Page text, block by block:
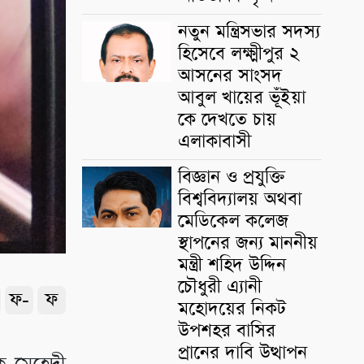
ফ- ফ
নতুন মন্ত্রিসভার সদস্য
হিসেবে লক্ষ্মীপুর ২
আসনের সাংসদ
আবুল খায়ের ভূঁইয়া
কে দেখতে চায়
এলাকাবাসী
বিজ্ঞান ও প্রযুক্তি
বিশ্ববিদ্যালয় অথবা
মেডিকেল কলেজ
স্থাপনের জন্য মাননীয়
মন্ত্রী শহিদ উদ্দিন
চৌধুরী এ্যানী
মহোদয়ের নিকট
উপশহর বাসির
প্রানের দাবি উত্থাপন